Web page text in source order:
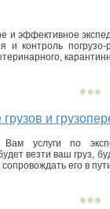
и эффективное
и контроль
и
услуги по
везти ваш груз,
его в